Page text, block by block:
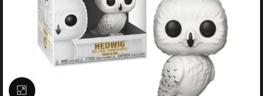
Büyütmek için tıklayın